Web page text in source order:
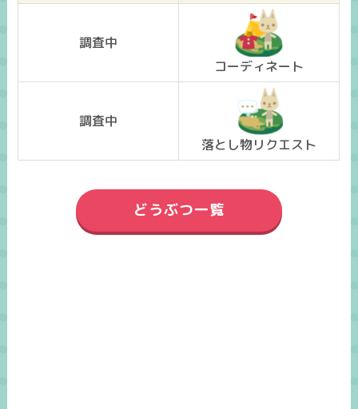
調査中
コーディネート
調査中
落とし物リクエスト
どうぶつ一覧